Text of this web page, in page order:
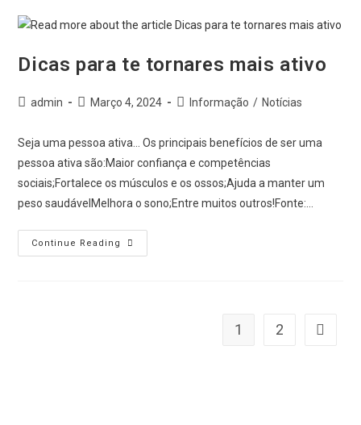
Dicas para te tornares mais ativo
admin Março 4, 2024 Informação / Notícias
Seja uma pessoa ativa... Os principais benefícios de ser uma
pessoa ativa são:Maior confiança e competências
sociais;Fortalece os músculos e os ossos;Ajuda a manter um
peso saudávelMelhora o sono;Entre muitos outros!Fonte:…
Continue Reading
1 2